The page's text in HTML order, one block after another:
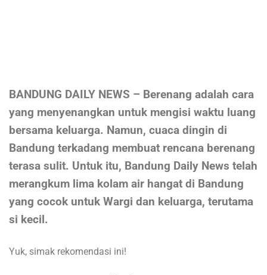
BANDUNG DAILY NEWS – Berenang adalah cara
yang menyenangkan untuk mengisi waktu luang
bersama keluarga. Namun, cuaca dingin di
Bandung terkadang membuat rencana berenang
terasa sulit. Untuk itu, Bandung Daily News telah
merangkum lima kolam air hangat di Bandung
yang cocok untuk Wargi dan keluarga, terutama
si kecil.
Yuk, simak rekomendasi ini!